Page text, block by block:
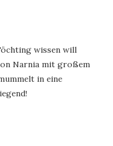
wissen will
Narnia mit großem
in eine